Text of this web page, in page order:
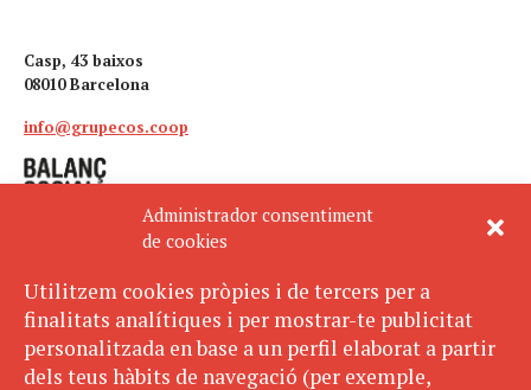
Administrador consentiment
de cookies
Utilitzem cookies pròpies i de tercers per a
finalitats analítiques i per mostrar-te publicitat
personalitzada en base a un perfil elaborat a partir
dels teus hàbits de navegació (per exemple,
Casp, 43 baixos
08010 Barcelona
info@grupecos.coop
Avís legal
Política de privacitat
SUBSCRIU-TE
AL BUTLLETÍ